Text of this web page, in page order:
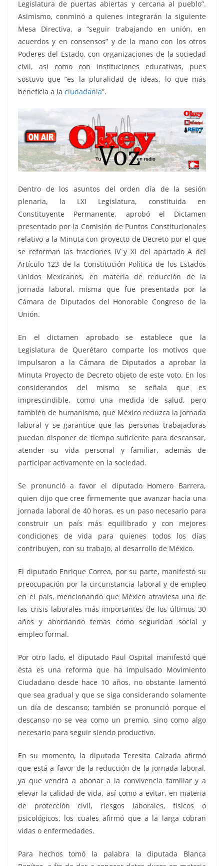
Legislatura de puertas abiertas y cercana al pueblo”.
Asimismo, conminó a quienes integrarán la siguiente
Mesa Directiva, a “seguir trabajando en unión, en
acuerdos y en consensos” y de la mano con los otros
Poderes del Estado, con organizaciones de la sociedad
civil, así como con instituciones educativas, pues
sostuvo que “es la pluralidad de ideas, lo que más
beneficia a la ciudadanía”.
Dentro de los asuntos del orden día de la sesión
plenaria, la LXI Legislatura, constituida en
Constituyente Permanente, aprobó el Dictamen
presentado por la Comisión de Puntos Constitucionales
relativo a la Minuta con proyecto de Decreto por el que
se reforman las fracciones IV y XI del apartado A del
Artículo 123 de la Constitución Política de los Estados
Unidos Mexicanos, en materia de reducción de la
jornada laboral, misma que fue presentada por la
Cámara de Diputados del Honorable Congreso de la
Unión.
En el dictamen aprobado se establece que la
Legislatura de Querétaro comparte los motivos que
impulsaron a la Cámara de Diputados a aprobar la
Minuta Proyecto de Decreto objeto de este voto. En los
considerandos del mismo se señala que es
imprescindible, como una medida de salud, pero
también de humanismo, que México reduzca la jornada
laboral y se garantice que las personas trabajadoras
puedan disponer de tiempo suficiente para descansar,
atender su vida personal y familiar, además de
participar activamente en la sociedad.
Se pronunció a favor el diputado Homero Barrera,
quien dijo que cree firmemente que avanzar hacia una
jornada laboral de 40 horas, es un paso necesario para
construir un país más equilibrado y con mejores
condiciones de vida para quienes todos los días
contribuyen, con su trabajo, al desarrollo de México.
El diputado Enrique Correa, por su parte, manifestó su
preocupación por la circunstancia laboral y de empleo
en el país, mencionando que México atraviesa una de
las crisis laborales más importantes de los últimos 30
años y abordando temas como seguridad social y
empleo formal.
Por otro lado, el diputado Paul Ospital manifestó que
ésta es una reforma que ha impulsado Movimiento
Ciudadano desde hace 10 años, no obstante lamentó
que sea gradual y que se siga considerando solamente
un día de descanso; también se pronunció porque el
descanso no se vea como un premio, sino como algo
necesario para seguir siendo productivo.
En su momento, la diputada Teresita Calzada afirmó
que está a favor de la reducción de la jornada laboral,
ya que vendrá a abonar a la convivencia familiar y a
elevar la calidad de vida, así como a evitar, en materia
de protección civil, riesgos laborales, físicos o
psicológicos, los cuales afirmó que a la larga cobran
vidas o enfermedades.
Para hechos tomó la palabra la diputada Blanca